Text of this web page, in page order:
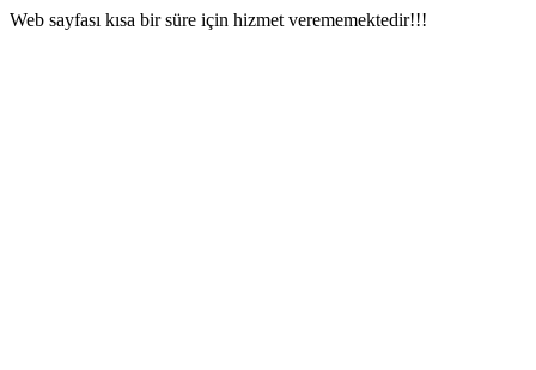
Web sayfası kısa bir süre için hizmet verememektedir!!!